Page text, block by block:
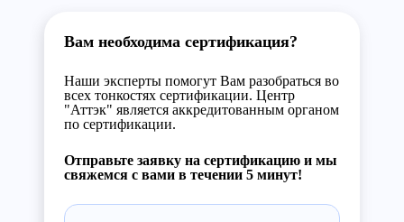
Вам необходима сертификация?
Наши эксперты помогут Вам разобраться во
всех тонкостях сертификации. Центр
"Аттэк" является аккредитованным органом
по сертификации.
Отправьте заявку на сертификацию и мы
свяжемся с вами в течении 5 минут!